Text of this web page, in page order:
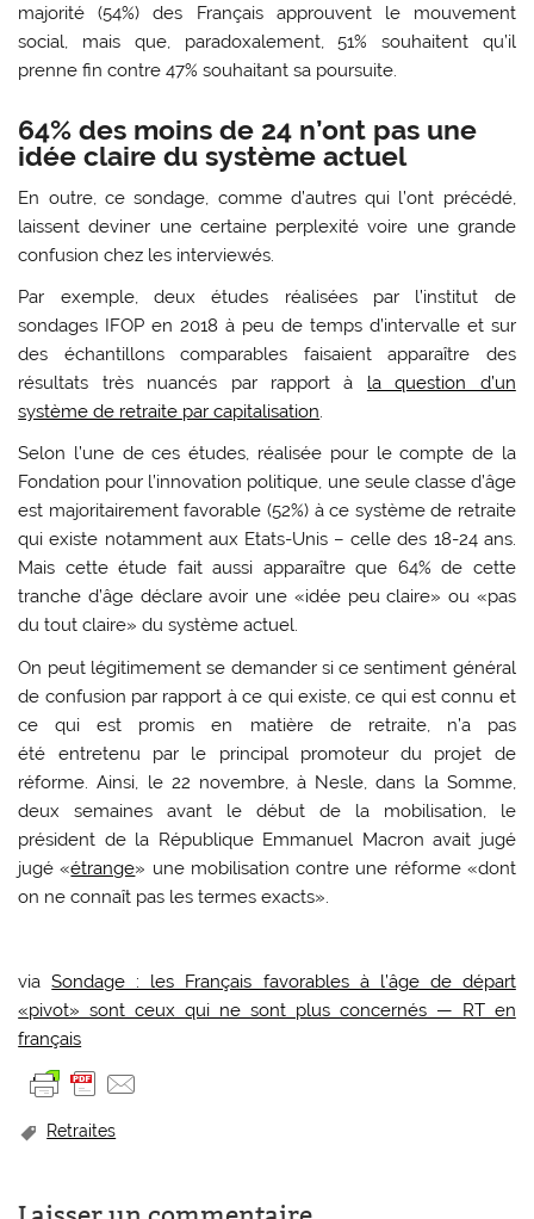
majorité (54%) des Français approuvent le mouvement
social, mais que, paradoxalement, 51% souhaitent qu’il
prenne fin contre 47% souhaitant sa poursuite.
64% des moins de 24 n’ont pas une
idée claire du système actuel
En outre, ce sondage, comme d’autres qui l’ont précédé,
laissent deviner une certaine perplexité voire une grande
confusion chez les interviewés.
Par exemple, deux études réalisées par l’institut de
sondages IFOP en 2018 à peu de temps d’intervalle et sur
des échantillons comparables faisaient apparaître des
résultats très nuancés par rapport à la question d’un
système de retraite par capitalisation.
Selon l’une de ces études, réalisée pour le compte de la
Fondation pour l’innovation politique, une seule classe d’âge
est majoritairement favorable (52%) à ce système de retraite
qui existe notamment aux Etats-Unis – celle des 18-24 ans.
Mais cette étude fait aussi apparaître que 64% de cette
tranche d’âge déclare avoir une «idée peu claire» ou «pas
du tout claire» du système actuel.
On peut légitimement se demander si ce sentiment général
de confusion par rapport à ce qui existe, ce qui est connu et
ce qui est promis en matière de retraite, n’a pas
été entretenu par le principal promoteur du projet de
réforme. Ainsi, le 22 novembre, à Nesle, dans la Somme,
deux semaines avant le début de la mobilisation, le
président de la République Emmanuel Macron avait jugé
jugé «étrange» une mobilisation contre une réforme «dont
on ne connaît pas les termes exacts».
viaSondage : les Français favorables à l’âge de départ
«pivot» sont ceux qui ne sont plus concernés — RT en
français
Retraites